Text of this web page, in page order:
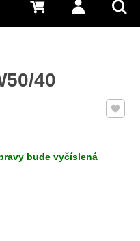
Prihlásiť sa
0 €
40
Pridať
bude vyčíslená